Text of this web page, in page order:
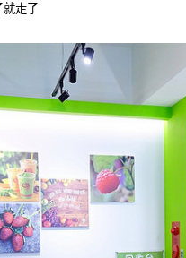
就走了